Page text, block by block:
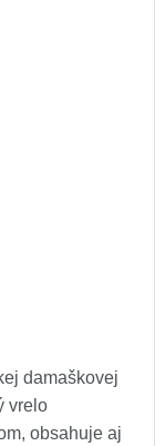
damaškovej
vrelo
obsahuje aj